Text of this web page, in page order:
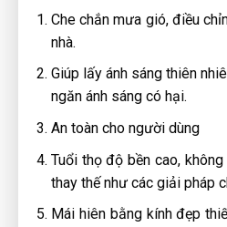
Che chắn mưa gió, điều
nhà.
Giúp lấy ánh sáng thiên
ngăn ánh sáng có hại.
An toàn cho người dùng
Tuổi thọ độ bền cao,
thay thế như các giải pháp
Mái hiên bằng kính đẹp